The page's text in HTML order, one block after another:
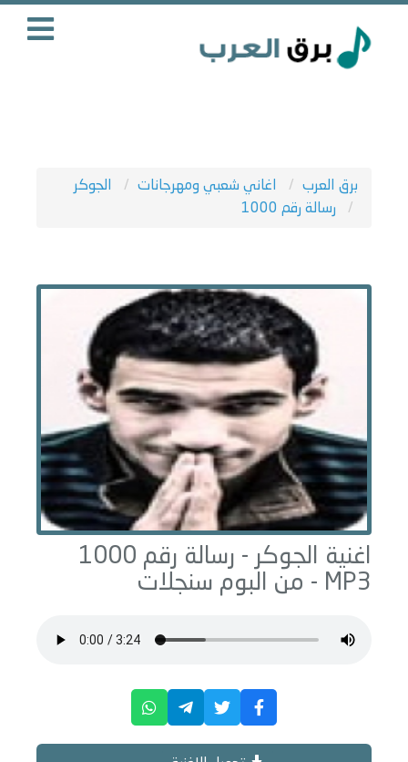
برق العرب اغاني شعبي ومهرجانات
الجوكر
رسالة رقم 1000
اغنية الجوكر - رسالة رقم 1000
MP3 - من البوم
سنجلات